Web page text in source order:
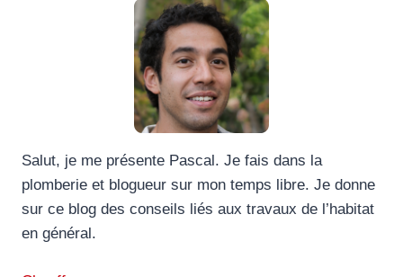
Salut, je me présente Pascal. Je fais dans la
plomberie et blogueur sur mon temps libre. Je donne
sur ce blog des conseils liés aux travaux de l’habitat
en général.